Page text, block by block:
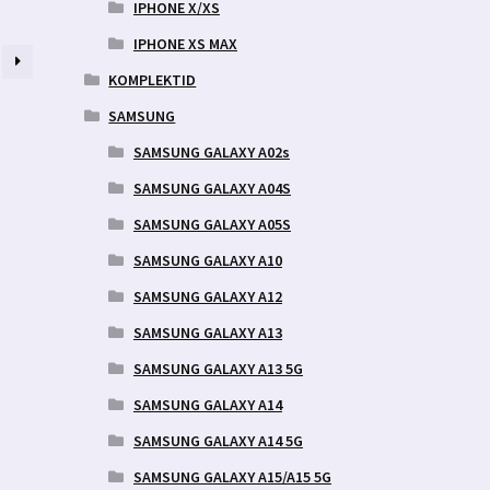
IPHONE X/XS
IPHONE XS MAX
KOMPLEKTID
SAMSUNG
SAMSUNG GALAXY A02s
SAMSUNG GALAXY A04S
SAMSUNG GALAXY A05S
SAMSUNG GALAXY A10
SAMSUNG GALAXY A12
SAMSUNG GALAXY A13
SAMSUNG GALAXY A13 5G
SAMSUNG GALAXY A14
SAMSUNG GALAXY A14 5G
SAMSUNG GALAXY A15/A15 5G